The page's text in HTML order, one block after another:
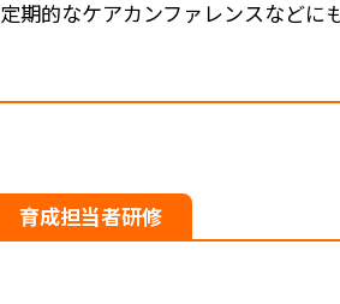
定期的なケアカンファレンスなどに
育成担当者研修